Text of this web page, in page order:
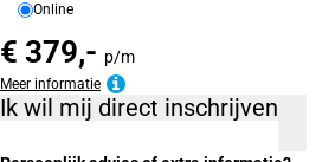
Online
€ 379,- p/m
Meer informatie
Ik wil mij direct inschrijven